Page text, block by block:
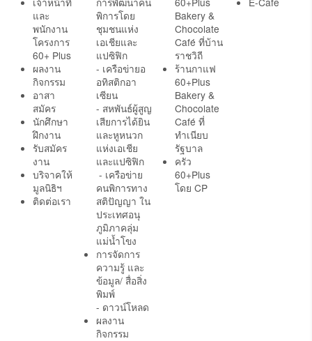
และ
พนักงาน
โครงการ
60+ Plus
ผลงาน
กิจกรรม
อาสา
สมัคร
นักศึกษา
ฝึกงาน
รับสมัคร
งาน
บริจาคให้
มูลนิธิฯ
ติดต่อเรา
พิการโดย
ชุมชนแห่ง
เอเชียและ
แปซิฟิก
- เครือข่ายอ
อทิสติกอา
เซียน
- สหพันธ์ผู้สูญ
เสียการได้ยิน
และหูหนวก
แห่งเอเชีย
และแปซิฟิก
- เครือข่าย
คนพิการทาง
สติปัญญา ใน
ประเทศอนุ
ภูมิภาคลุ่ม
แม่น้ำโขง
การจัดการ
ความรู้ และ
ข้อมูล/ สื่อสิ่ง
พิมพ์
- ดาวน์โหลด
ผลงาน
กิจกรรม
Bakery &
Chocolate
Café ที่บ้าน
ราชวิถี
ร้านกาแฟ
60+Plus
Bakery &
Chocolate
Café ที่
ทำเนียบ
รัฐบาล
ครัว
60+Plus
โดย CP